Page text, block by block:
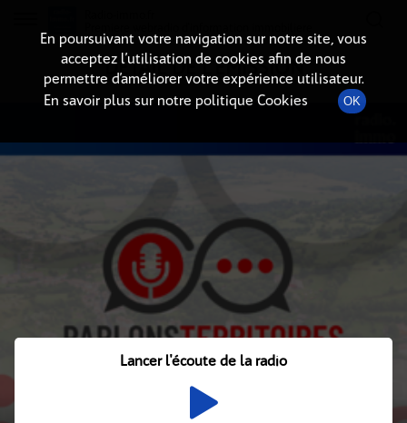
DÉTAIL DE L'ÉMISSION
En poursuivant votre navigation sur notre site, vous
acceptez l’utilisation de cookies afin de nous
permettre d’améliorer votre expérience utilisateur.
En savoir plus sur notre politique Cookies
OK
Lancer l'écoute de la radio